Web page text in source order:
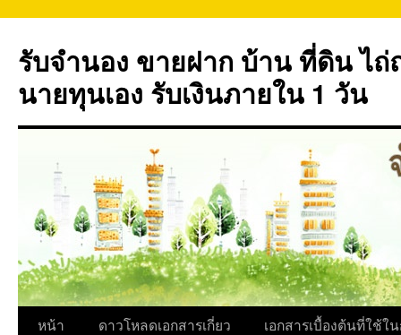
ยัง
เนื้อหา
รับจำนอง ขายฝาก บ้าน ที่ดิน ไ
นายทุนเอง รับเงินภายใน 1 วัน
หน้า
ดาวโหลดเอกสารเกี่ยว
เอกสารเบื้องต้นที่ใช้ใ